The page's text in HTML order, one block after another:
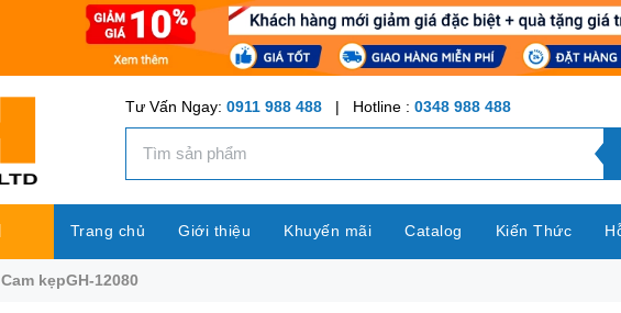
Tư Vấn Ngay: 0911 988 488 | Hotline : 0348 988 488
Trang chủ Giới thiệu Khuyến mãi Catalog Kiến Thức
Cam kẹpGH-12080